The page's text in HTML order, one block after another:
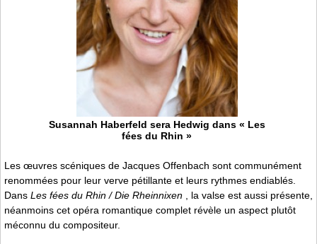
Susannah Haberfeld sera Hedwig dans « Les
fées du Rhin »
Les œuvres scéniques de Jacques Offenbach sont communément
renommées pour leur verve pétillante et leurs rythmes endiablés.
Dans Les fées du Rhin / Die Rheinnixen
, la valse est aussi présente,
néanmoins cet opéra romantique complet révèle un aspect plutôt
méconnu du compositeur.